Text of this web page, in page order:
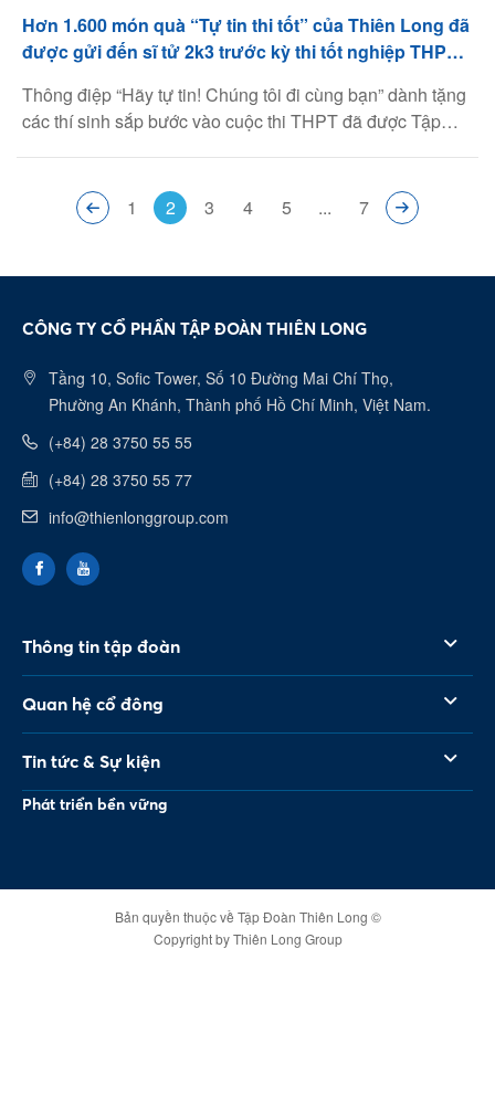
Hơn 1.600 món quà “Tự tin thi tốt” của Thiên Long đã
được gửi đến sĩ tử 2k3 trước kỳ thi tốt nghiệp THPT
Thông điệp “Hãy tự tin! Chúng tôi đi cùng bạn” dành tặng
các thí sinh sắp bước vào cuộc thi THPT đã được Tập
quan” năm nay.
1 2 3 4 5 ... 7
CÔNG TY CỔ PHẦN TẬP ĐOÀN THIÊN LONG
Tầng 10, Sofic Tower, Số 10 Đường Mai Chí Thọ,
Phường An Khánh, Thành phố Hồ Chí Minh, Việt Nam.
(+84) 28 3750 55 55
(+84) 28 3750 55 77
info@thienlonggroup.com
Thông tin tập đoàn
Quan hệ cổ đông
Tin tức & Sự kiện
Phát triển bền vững
Bản quyền thuộc về Tập Đoàn Thiên Long ©
Copyright by Thiên Long Group